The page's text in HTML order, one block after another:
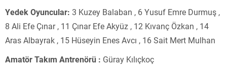
Yedek Oyuncular: 3 Kuzey Balaban , 6 Yusuf Emre Durmuş ,
8 Ali Efe Çınar, 11 Çınar Efe Akyüz , 12 Kıvanç Özkan , 14
Aras Albayrak , 15 Hüseyin Enes Avcı , 16 Sait Mert Mulhan
Amatör Takım Antrenörü : Güray Kılıçkoç